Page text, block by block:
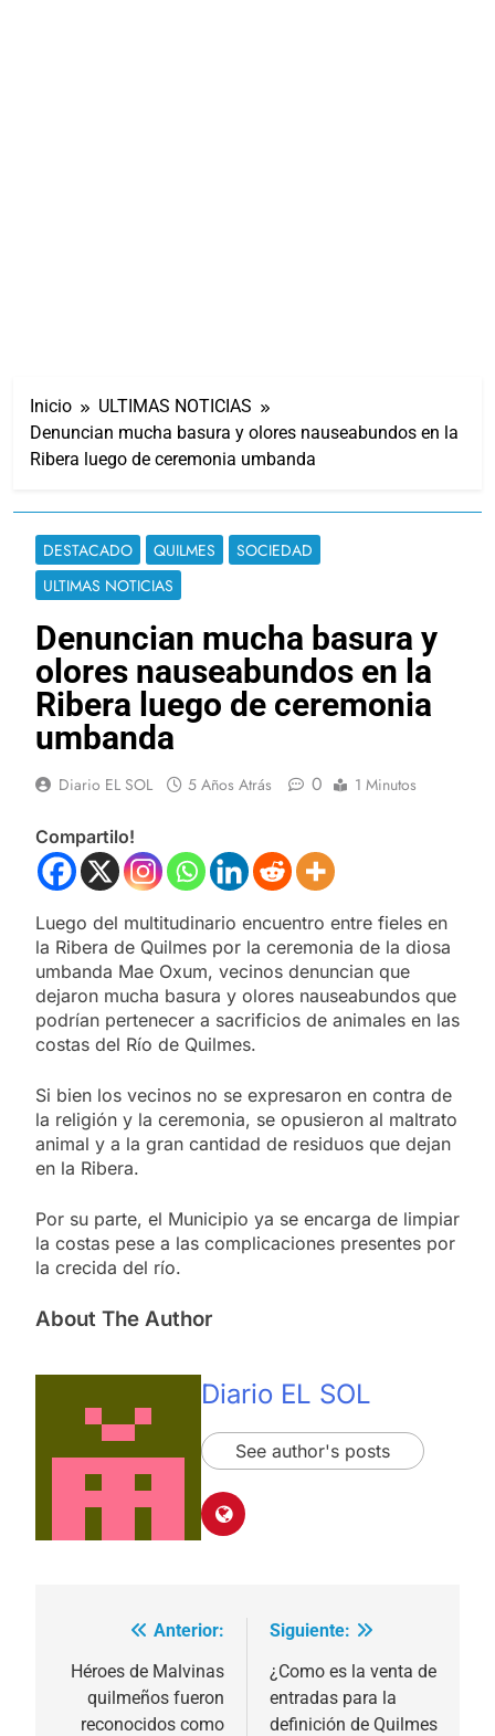
Inicio
ULTIMAS NOTICIAS
Denuncian mucha basura y olores nauseabundos en la
Ribera luego de ceremonia umbanda
DESTACADO QUILMES
SOCIEDAD
ULTIMAS NOTICIAS
Denuncian mucha basura y
olores nauseabundos en la
Ribera luego de ceremonia
umbanda
Diario EL SOL 5 Años Atrás 0 1 Minutos
Compartilo!
Luego del multitudinario encuentro entre fieles en
la Ribera de Quilmes por la ceremonia de la diosa
umbanda Mae Oxum, vecinos denuncian que
dejaron mucha basura y olores nauseabundos que
podrían pertenecer a sacrificios de animales en las
costas del Río de Quilmes.
Si bien los vecinos no se expresaron en contra de
la religión y la ceremonia, se opusieron al maltrato
animal y a la gran cantidad de residuos que dejan
en la Ribera.
Por su parte, el Municipio ya se encarga de limpiar
la costas pese a las complicaciones presentes por
la crecida del río.
About The Author
Diario EL SOL
See author's posts
Navegación
de
entradas
Anterior:
Héroes de Malvinas
quilmeños fueron
reconocidos como
Siguiente:
¿Como es la venta de
entradas para la
definición de Quilmes